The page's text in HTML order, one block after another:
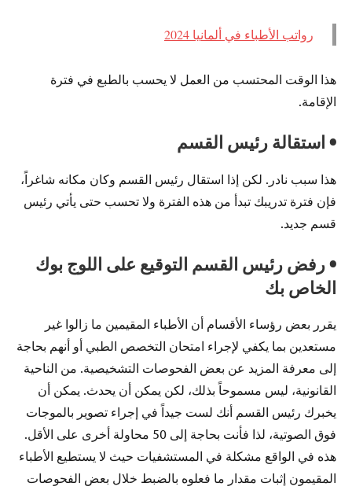
رواتب الأطباء في ألمانيا 2024
هذا الوقت المحتسب من العمل لا يحسب بالطبع في فترة
الإقامة.
• استقالة رئيس القسم
هذا سبب نادر. لكن إذا استقال رئيس القسم وكان مكانه شاغراً،
فإن فترة تدريبك تبدأ من هذه الفترة ولا تحسب حتى يأتي رئيس
قسم جديد.
• رفض رئيس القسم التوقيع على اللوج بوك
الخاص بك
يقرر بعض رؤساء الأقسام أن الأطباء المقيمين ما زالوا غير
مستعدين بما يكفي لإجراء امتحان التخصص الطبي أو أنهم بحاجة
إلى معرفة المزيد عن بعض الفحوصات التشخيصية. من الناحية
القانونية، ليس مسموحاً بذلك، لكن يمكن أن يحدث. يمكن أن
يخبرك رئيس القسم أنك لست جيداً في إجراء تصوير بالموجات
فوق الصوتية، لذا فأنت بحاجة إلى 50 محاولة أخرى على الأقل.
هذه في الواقع مشكلة في المستشفيات حيث لا يستطيع الأطباء
المقيمون إثبات مقدار ما فعلوه بالضبط خلال بعض الفحوصات